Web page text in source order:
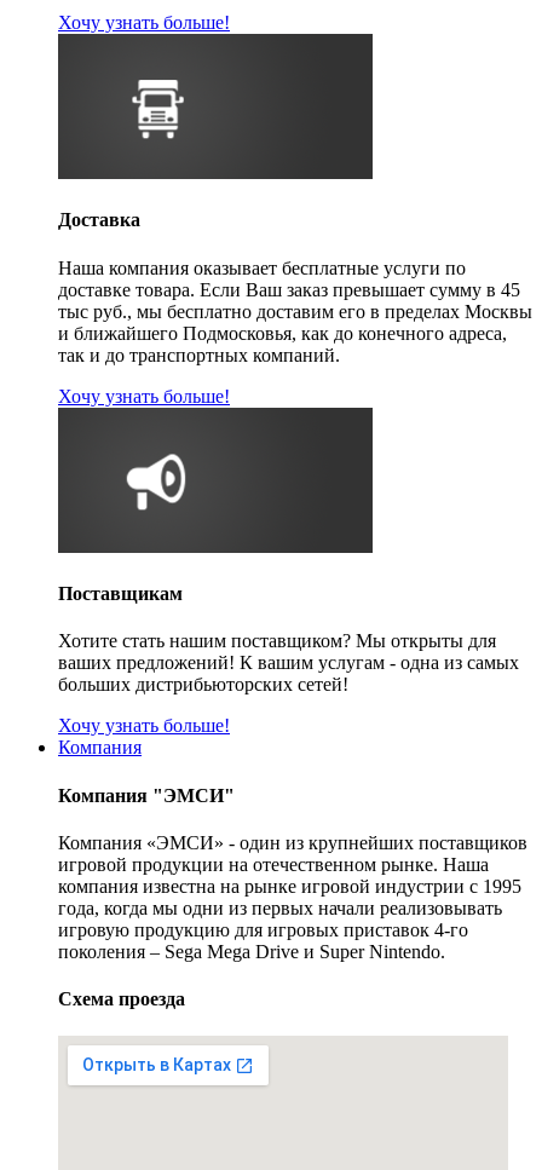
Хочу узнать больше!
Доставка
Наша компания оказывает бесплатные услуги по
доставке товара. Если Ваш заказ превышает сумму в 45
тыс руб., мы бесплатно доставим его в пределах Москвы
и ближайшего Подмосковья, как до конечного адреса,
так и до транспортных компаний.
Хочу узнать больше!
Поставщикам
Хотите стать нашим поставщиком? Мы открыты для
ваших предложений! К вашим услугам - одна из самых
больших дистрибьюторских сетей!
Хочу узнать больше!
Компания
Компания "ЭМСИ"
Компания «ЭМСИ» - один из крупнейших поставщиков
игровой продукции на отечественном рынке. Наша
компания известна на рынке игровой индустрии с 1995
года, когда мы одни из первых начали реализовывать
игровую продукцию для игровых приставок 4-го
поколения – Sega Mega Drive и Super Nintendo.
Схема проезда